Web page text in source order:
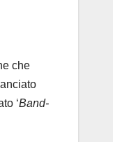
che
‘Band-